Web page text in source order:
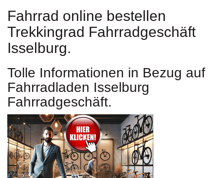
Fahrrad online bestellen
Trekkingrad Fahrradgeschäft
Isselburg.
Tolle Informationen in Bezug auf
Fahrradladen Isselburg
Fahrradgeschäft.